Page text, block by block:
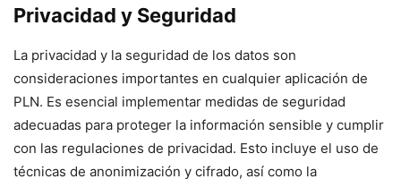
Privacidad y Seguridad
La privacidad y la seguridad de los datos son
consideraciones importantes en cualquier aplicación de
PLN. Es esencial implementar medidas de seguridad
adecuadas para proteger la información sensible y cumplir
con las regulaciones de privacidad. Esto incluye el uso de
técnicas de anonimización y cifrado, así como la